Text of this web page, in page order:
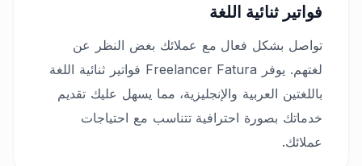
فواتير ثنائية اللغة
تواصل بشكل فعال مع عملائك بغض النظر عن
لغتهم. يوفر Freelancer Fatura فواتير ثنائية اللغة
باللغتين العربية والإنجليزية، مما يسهل عليك تقديم
خدماتك بصورة احترافية تتناسب مع احتياجات
عملائك.